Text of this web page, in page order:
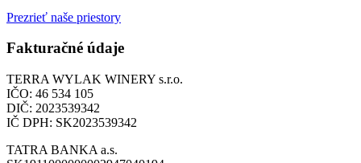
Prezrieť naše priestory
Fakturačné údaje
TERRA WYLAK WINERY s.r.o.
IČO: 46 534 105
DIČ: 2023539342
IČ DPH: SK2023539342
TATRA BANKA a.s.